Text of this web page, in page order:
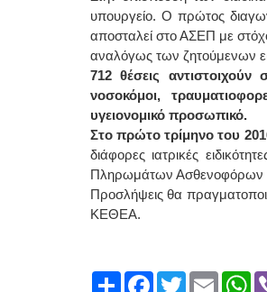
υπουργείο. Ο πρώτος
αποσταλεί στο ΑΣΕΠ με
αναλόγως των ζητούμενων
712 θέσεις
νοσοκόμοι,
υγειονομικό προσωπικό.
Στο πρώτο τρίμηνο του
διάφορες ιατρικές
Πληρωμάτων Ασθενοφόρων
Προσλήψεις θα
ΚΕΘΕΑ.
ShareFacebook
TwitterEmail